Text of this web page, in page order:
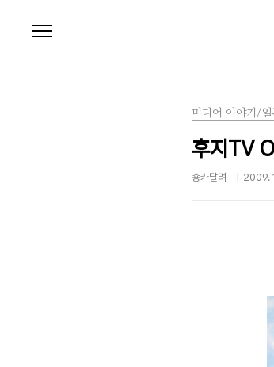
미디어 이야기/일
후지TV
숑카달려 2009.